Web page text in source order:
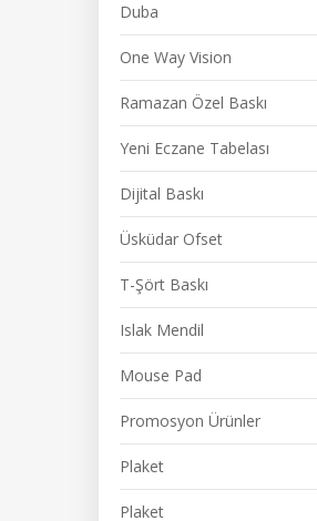
Duba
One Way Vision
Ramazan Özel Baskı
Yeni Eczane Tabelası
Dijital Baskı
Üsküdar Ofset
T-Şört Baskı
Islak Mendil
Mouse Pad
Promosyon Ürünler
Plaket
Plaket